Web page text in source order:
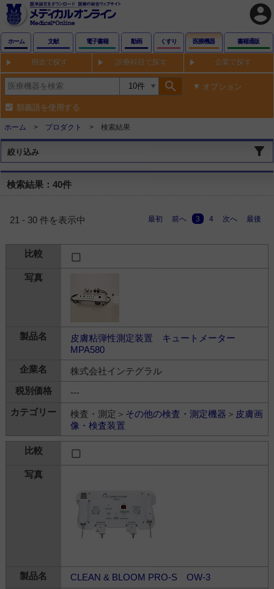
account_circle
ホーム 文献 電子書籍 動画 くすり 医療機器 書籍通販
用途で探す 診療科目で探す 企業で探す
search オプション
類義語を使用する
ホーム プロダクト 検索結果
絞り込み
検索結果：40件
21 - 30 件を表示中 最初 前へ 3 4 次へ 最後
皮膚粘弾性測定装置 キュートメーター
MPA580
株式会社インテグラル
---
検査・測定＞ その他の検査・測定機器 ＞ 皮膚画
像・検査装置
CLEAN & BLOOM PRO-S OW-3